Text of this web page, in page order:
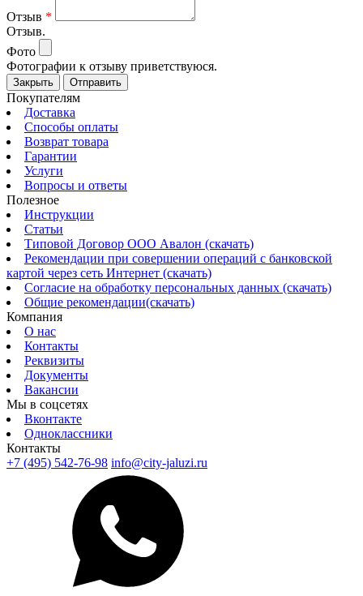
Отзыв *
Отзыв.
Фото
Фотографии к отзыву приветствуюся.
Закрыть Отправить
Покупателям
Доставка
Способы оплаты
Возврат товара
Гарантии
Услуги
Вопросы и ответы
Полезное
Инструкции
Статьи
Типовой Договор ООО Авалон (скачать)
Рекомендации при совершении операций с банковской
картой через сеть Интернет (скачать)
Согласие на обработку персональных данных (скачать)
Общие рекомендации(скачать)
Компания
О нас
Контакты
Реквизиты
Документы
Вакансии
Мы в соцсетях
Вконтакте
Одноклассники
Контакты
+7 (495) 542-76-98 info@city-jaluzi.ru